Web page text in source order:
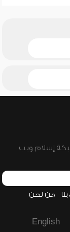
من نحن
English